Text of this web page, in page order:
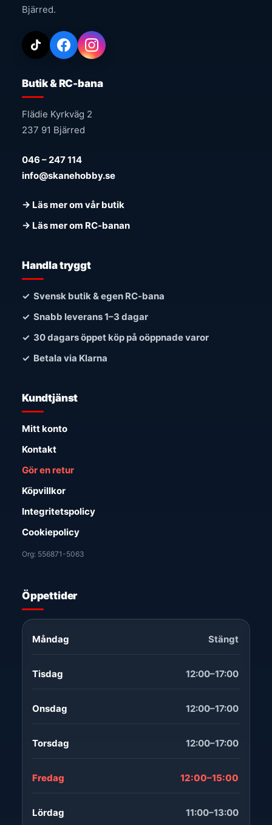
Bjärred.
Butik & RC-bana
Flädie Kyrkväg 2
237 91 Bjärred
046 – 247 114
info@skanehobby.se
→ Läs mer om vår butik
→ Läs mer om RC-banan
Handla tryggt
✓ Svensk butik & egen RC-bana
✓ Snabb leverans 1–3 dagar
✓ 30 dagars öppet köp på oöppnade varor
✓ Betala via Klarna
Kundtjänst
Mitt konto
Kontakt
Gör en retur
Köpvillkor
Integritetspolicy
Cookiepolicy
Org: 556871-5063
Öppettider
Måndag Stängt
Tisdag 12:00–17:00
Onsdag 12:00–17:00
Torsdag 12:00–17:00
Fredag 12:00–15:00
Lördag 11:00–13:00